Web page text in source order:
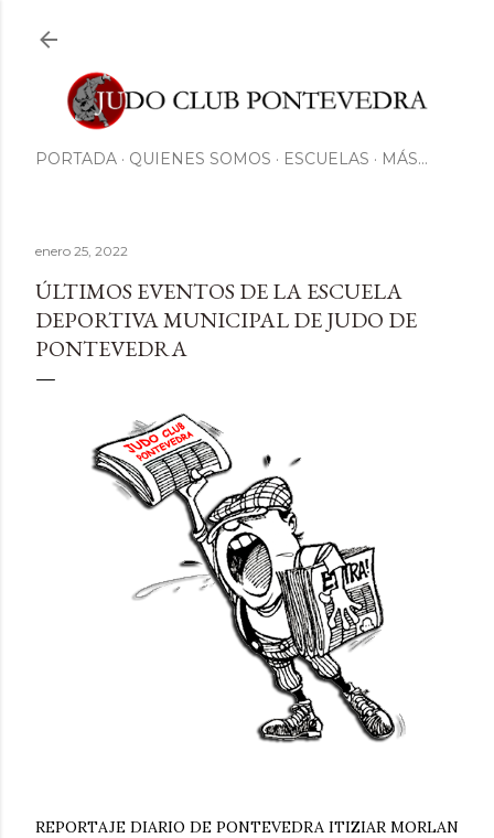
PORTADA QUIENES SOMOS ESCUELAS MÁS…
enero 25, 2022
ÚLTIMOS EVENTOS DE LA ESCUELA
DEPORTIVA MUNICIPAL DE JUDO DE
PONTEVEDRA
REPORTAJE DIARIO DE PONTEVEDRA ITIZIAR MORLAN